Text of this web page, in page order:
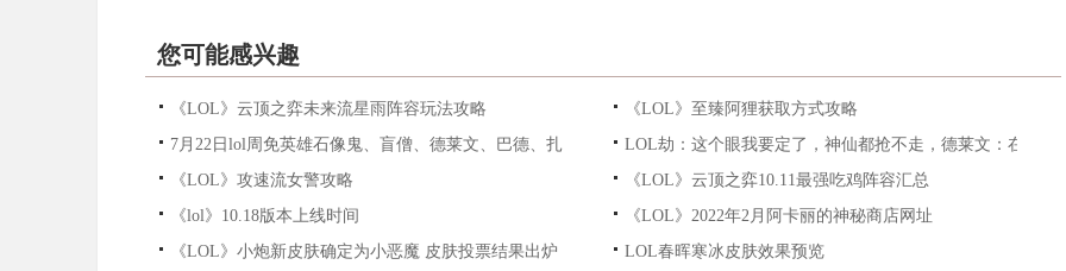
您可能感兴趣
《LOL》云顶之弈未来流星雨阵容玩法攻略
《LOL》至臻阿狸获取方式攻略
7月22日lol周免英雄石像鬼、盲僧、德莱文、巴德、扎克、金属、大头、光辉、提LOL劫：这个眼我要定了，神仙都抢不走，德莱文：在下服
《LOL》攻速流女警攻略
《LOL》云顶之弈10.11最强吃鸡阵容汇总
《lol》10.18版本上线时间
《LOL》2022年2月阿卡丽的神秘商店网址
《LOL》小炮新皮肤确定为小恶魔 皮肤投票结果出炉
LOL春晖寒冰皮肤效果预览